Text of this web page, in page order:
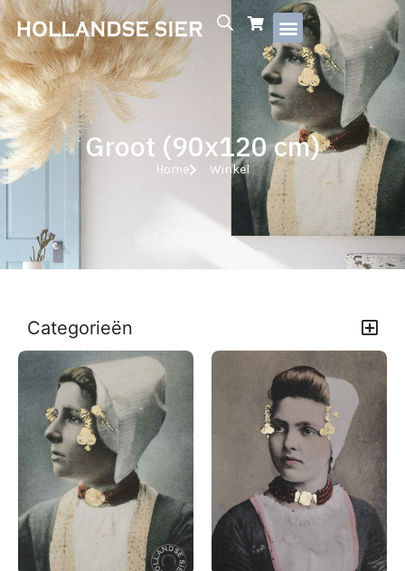
Groot (90x120 cm)
Home Winkel
Categorieën